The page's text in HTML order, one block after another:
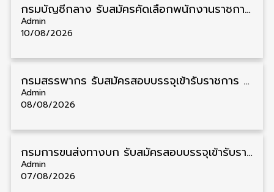
กรมบัญชีกลาง รับสมัครคัดเลือกพนักงานราชการ วุฒิ ปวส./ป.ตรี 22 อัตรา รับสมัคร 24 สิงหาคม – 4 กันยายน
Admin
10/08/2026
กรมสรรพากร รับสมัครสอบบรรจุเข้ารับราชการ วุฒิ ปวส./ป.ตรี 1,808 อัตรา รับสมัคร 20 สิงหาคม – 18 กันยายน
Admin
08/08/2026
กรมการขนส่งทางบก รับสมัครสอบบรรจุเข้ารับราชการ วุฒิ ปวส. 24 อัตรา รับสมัคร 18 สิงหาคม – 7 กันยายน
Admin
07/08/2026